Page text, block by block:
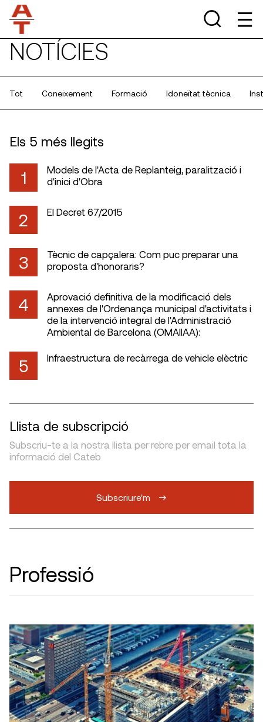
NOTÍCIES
Tot Coneixement Formació Idoneïtat tècnica
Els 5 més llegits
1
Models de l'Acta de Replanteig, paralització i
d'inici d'Obra
2 El Decret 67/2015
3
Tècnic de capçalera: Com puc preparar una
proposta d'honoraris?
4
Aprovació definitiva de la modificació dels
annexes de l'Ordenança municipal d'activitats i
de la intervenció integral de l'Administració
Ambiental de Barcelona (OMAIIAA):
5 Infraestructura de recàrrega de vehicle elèctric
Llista de subscripció
Subscriu-te a la nostra llista per rebre per email tota la
informació del Cateb
Subscriure'm
Professió